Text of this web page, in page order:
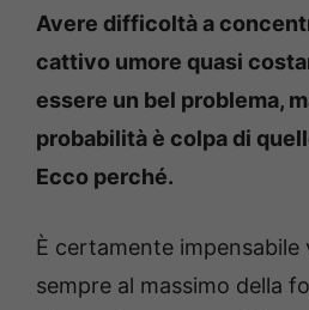
Avere difficoltà a
cattivo umore quasi
essere un bel problema,
probabilità è colpa di
Ecco perché.
È certamente impensabile
sempre al massimo della